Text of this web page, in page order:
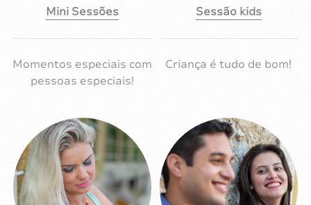
Mini Sessões
Momentos especiais com
pessoas especiais!
Sessão kids
Criança é tudo de bom!